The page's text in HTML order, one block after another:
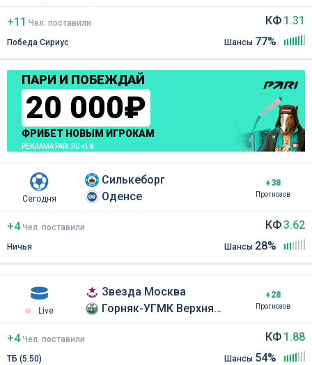
+11 Чел поставили
Победа Сириус
КФ 1.31
Шансы 77%
ПАРИ И ПОБЕЖДАЙ
20 000₽
ФРИБЕТ НОВЫМ ИГРОКАМ
РЕКЛАМА PARI.RU +18
Сегодня
Силькеборг
Оденсе
+38
Прогнозов
+4 Чел поставили
Ничья
КФ3.62
Шансы 28%
Live
Звезда Москва
Горняк-УГМК Верхняя Пышма
+28
Прогнозов
+4 Чел поставили
ТБ (5.50)
КФ 1.88
Шансы 54%